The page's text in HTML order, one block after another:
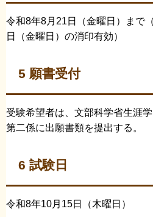
令和8年8月21日（金曜日）まで
日（金曜日）の消印有効）
5 願書受付
受験希望者は、文部科学省生涯
第二係に出願書類を提出する。
6 試験日
令和8年10月15日（木曜日）